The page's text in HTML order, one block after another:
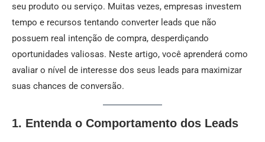
seu produto ou serviço. Muitas vezes, empresas investem
tempo e recursos tentando converter leads que não
possuem real intenção de compra, desperdiçando
oportunidades valiosas. Neste artigo, você aprenderá como
avaliar o nível de interesse dos seus leads para maximizar
suas chances de conversão.
1. Entenda o Comportamento dos Leads